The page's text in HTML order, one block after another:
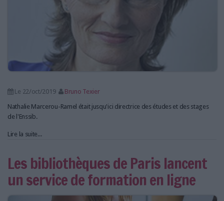
Le 22/oct/2019
Bruno Texier
Nathalie Marcerou-Ramel était jusqu'ici directrice des études et des stages
de l'Enssib.
Lire la suite...
Les bibliothèques de Paris lancent
un service de formation en ligne